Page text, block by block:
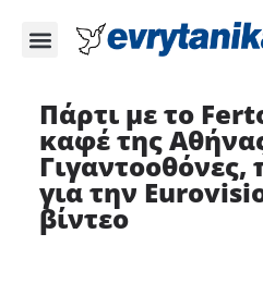
Πάρτι με το
καφέ της
Γιγαντοοθόνες,
για την
βίντεο